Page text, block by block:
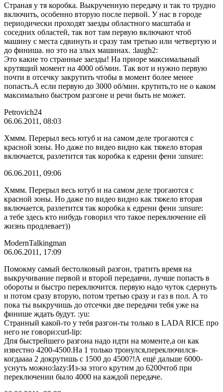
Страная у тя коробка. Выкрученную передачу и так то трудно
включить, особенно вторую после первой. У нас в городе
периодически проходят заезды областного масштаба и
соседних областей, так вот там первую включают чтоб
машину с места сдвинуть и сразу там третью или четвертую и
до финиша. но это на злых машинах. :laugh2:
Это какие то странные заезды! На приоре максимальный
крутящий момент на 4000 об/мин. Так вот и нужно первую
почти в отсечку закрутить чтобы в момент более менее
попасть.А если первую до 3000 об/мин. крутить,то не о каком
максимально быстром разгоне и речи быть не может.
Petrovich24
06.06.2011, 08:03
Хммм. Перерыл весь ютуб и на самом деле трогаются с
красной зоны. Но даже по видео видно как тяжело вторая
включается, разлетится так коробка к едрени фени :unsure:
06.06.2011, 09:06
Хммм. Перерыл весь ютуб и на самом деле трогаются с
красной зоны. Но даже по видео видно как тяжело вторая
включается, разлетится так коробка к едрени фени :unsure:
а тебе здесь кто нибудь говорил что такое переключение ей
жизнь продлевает))
МodernTalkingman
06.06.2011, 17:09
Помокму самый бестолковый разгон, тратить время на
выкручивание первой и второй передавчи, лучше попасть в
обороты и быстро переключится. первую надо чуток сдернуть
и потом сразу вторую, потом третью сразу и газ в пол. А то
пока ты выкручишь до отсечки две передачи тебя уже на
финише ждать будут. :yu:
Странный какой-то у тебя разгон-ты только в LADA RICE про
него не говори:curl-lip:
Дпя быстрейшего разгона надо идти на моменте,а он как
известно 4200-4500.На 1 только тронулся,переключился-
когдаааа 2 докрутишь с 1500 до 4500?!А ещё дальше 6000-
уснуть можно:lazy:Из-за этого крутим до 6200чтоб при
переключении было 4000 на каждой передаче.